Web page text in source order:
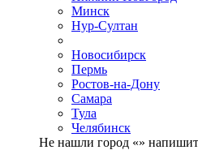
Минск
Нур-Султан
Новосибирск
Пермь
Ростов-на-Дону
Самара
Тула
Челябинск
Не нашли город «»